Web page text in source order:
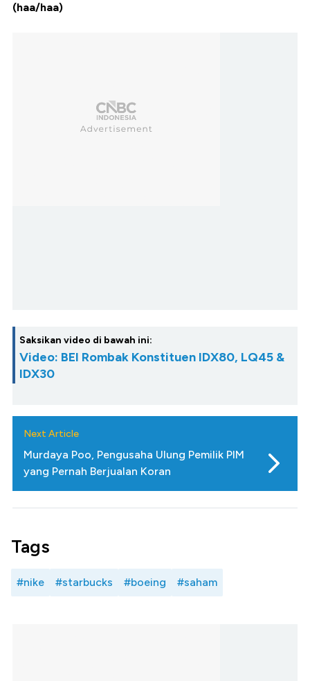
(haa/haa)
Saksikan video di bawah ini:
Video: BEI Rombak Konstituen IDX80, LQ45 &
IDX30
Next Article
Murdaya Poo, Pengusaha Ulung Pemilik PIM
yang Pernah Berjualan Koran
Tags
#nike #starbucks #boeing #saham